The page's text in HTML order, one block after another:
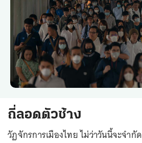
ถี่ลอดตัวช้าง
วัฏจักรการเมืองไทย ไม่ว่าวันนี้จะจำกั